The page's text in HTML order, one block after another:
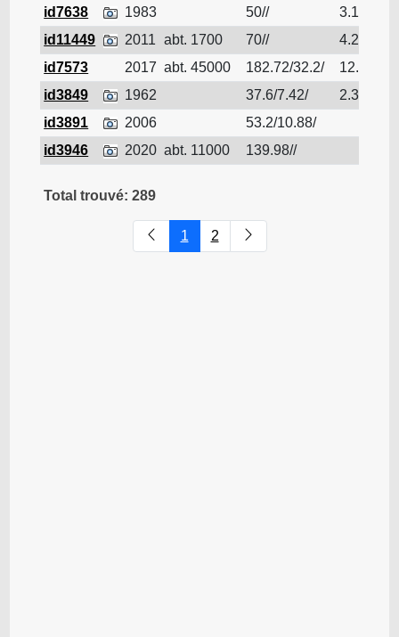
id7638
1983 50// 3.1
id11449
2011 abt. 1700 70// 4.2
id7573
2017 abt. 45000 182.72/32.2/ 12.5
id3849
1962 37.6/7.42/ 2.36
id3891
2006 53.2/10.88/
id3946
2020 abt. 11000 139.98//
Total trouvé: 289
1 2